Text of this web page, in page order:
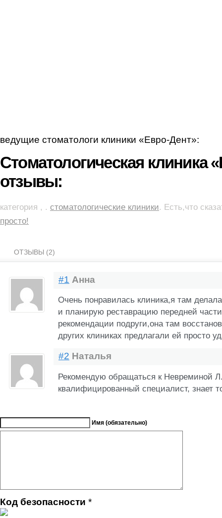
ведущие стоматологи клиники «Евро-Дент»:
Стоматологическая клиника
отзывы:
категория , . стоматологические клиники. Есть,что
просто!
ОТЗЫВЫ (2)
#1 Анна
Очень понравилась клиника,я там
и планирую реставрацию передней
рекомендации подруги,она там
других клиниках предлагали ей просто
#2 Наталья
Рекомендую обращаться к Невреминой
квалифицированный специалист, знает
Имя (обязательно)
Код безопасности *